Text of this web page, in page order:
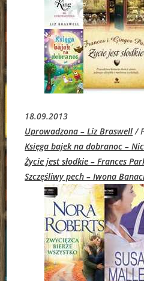
18.09.2013
Uprowadzona – Liz Braswell /
Księga bajek na dobranoc –
Życie jest słodkie – Frances
Szczęśliwy pech – Iwona